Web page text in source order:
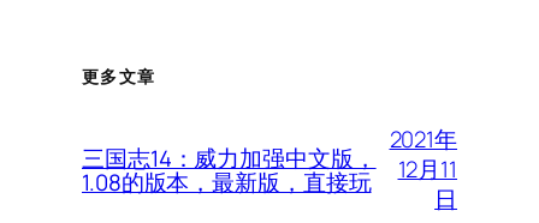
更多文章
三国志14：威力加强中文版，
1.08的版本，最新版，直接玩
2021年
12月11
日